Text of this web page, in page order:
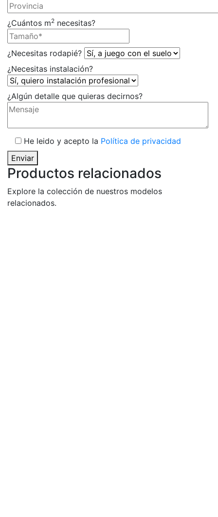
¿Cuántos m2 necesitas?
¿Necesitas rodapié?
¿Necesitas instalación?
¿Algún detalle que quieras decirnos?
He leido y acepto la Política de privacidad
Enviar
Productos relacionados
Explore la colección de nuestros modelos
relacionados.